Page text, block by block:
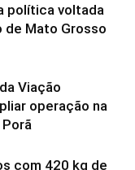
política voltada
de Mato Grosso
Viação
operação na
com 420 kg de